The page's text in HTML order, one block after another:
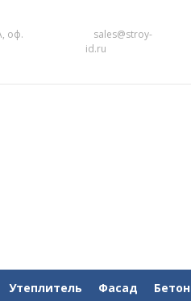
оф.
sales@stroy-
id.ru
Утеплитель Фасад Бетон